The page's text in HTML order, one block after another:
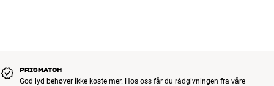
PRISMATCH
God lyd behøver ikke koste mer. Hos oss får du rådgivningen fra våre